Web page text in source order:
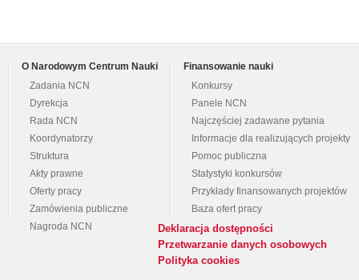
O Narodowym Centrum Nauki
Zadania NCN
Dyrekcja
Rada NCN
Koordynatorzy
Struktura
Akty prawne
Oferty pracy
Zamówienia publiczne
Nagroda NCN
Finansowanie nauki
Konkursy
Panele NCN
Najczęściej zadawane pytania
Informacje dla realizujących projekty
Pomoc publiczna
Statystyki konkursów
Przykłady finansowanych projektów
Baza ofert pracy
Deklaracja dostępności
Przetwarzanie danych osobowych
Polityka cookies